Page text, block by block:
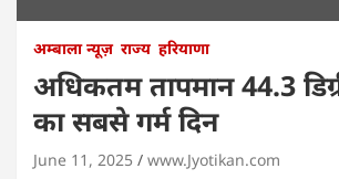
अम्बाला न्यूज़ राज्य हरियाणा
अधिकतम तापमान 44.3
का सबसे गर्म दिन
June 11, 2025 www.Jyotikan.com